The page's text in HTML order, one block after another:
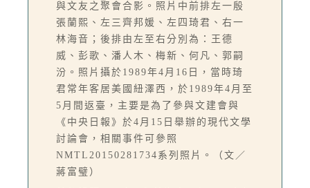
與文友之聚會合影。照片中前排左一殷
張蘭熙、左三齊邦媛、左四琦君、右一
林海音；後排由左至右分別為：王德
威、彭歌、潘人木、梅新、何凡、郭嗣
汾。照片攝於1989年4月16日，當時琦
君常年客居美國紐澤西，於1989年4月至
5月間返臺，主要是為了參與文建會與
《中央日報》於4月15日舉辦的現代文學
討論會，相關事件可參照
NMTL20150281734系列照片。（文／
蔣富璧）